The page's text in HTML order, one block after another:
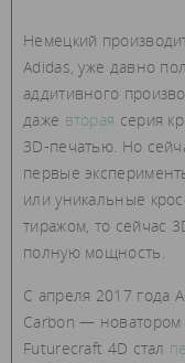
Немецкий
Adidas, уже давно
аддитивного
даже вторая серия
3D-печатью. Но
первые
или уникальные
тиражом, то сейчас
полную мощность.
С апреля 2017 года
Carbon — новатором
Futurecraft 4D стал